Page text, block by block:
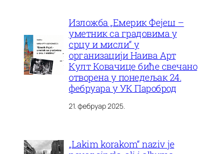
Изложба „Емерик Фејеш –
уметник са градовима у
срцу и мисли“ у
организацији Наива Арт
Култ Ковачице биће свечано
отворена у понедељак 24.
фебруара у УК Пароброд
21. фебруар 2025.
„Lakim korakom“ naziv je